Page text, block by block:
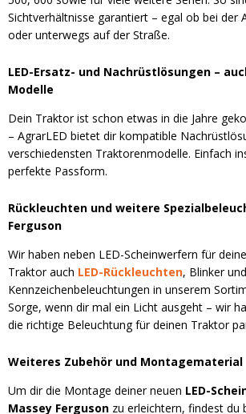
Sichtverhältnisse garantiert – egal ob bei der
oder unterwegs auf der Straße.
LED-Ersatz- und Nachrüstlösungen –
Modelle
Dein Traktor ist schon etwas in die Jahre
– AgrarLED bietet dir kompatible
verschiedensten Traktorenmodelle. Einfach
perfekte Passform.
Rückleuchten und weitere
Ferguson
Wir haben neben LED-Scheinwerfern für
Traktor auch LED-Rückleuchten, Blinker und
Kennzeichenbeleuchtungen in unserem
Sorge, wenn dir mal ein Licht ausgeht – wir
die richtige Beleuchtung für deinen Traktor
Weiteres Zubehör und Montagematerial
Um dir die Montage deiner neuen LED-
Massey Ferguson zu erleichtern, findest du